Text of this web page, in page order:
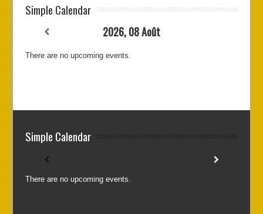
Simple Calendar
2026, 08 Août
There are no upcoming events.
Simple Calendar
There are no upcoming events.